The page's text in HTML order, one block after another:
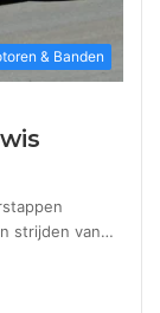
& Banden
strijden van…